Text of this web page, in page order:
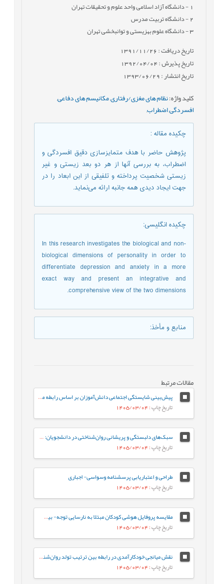
- دانشگاه آزاد اسلامی واحد علوم و تحقیقات تهران
2- دانشگاه تربیت مدرس
3- دانشگاه علوم بهزیستی و توانبخشی تهران
تاریخ دریافت : 1391/11/26
تاریخ پذیرش : 1392/04/04
تاریخ انتشار : 1393/06/29
کلید واژه:نظام های مغزی/رفتاری,مکانیسم های دفاعی,
افسردگی,اضطراب,
چکیده مقاله:
پژوهش حاضر با هدف متمایزسازی دقیق افسردگی و
اضطراب، به بررسی آنها از هر دو بعد زیستی و غیر
زیستی شخصیت پرداخته و تلفیقی از این ابعاد را در
جهت ایجاد دیدی همه جانبه ارائه می‌نماید.
چکیده انگلیسی:
In this research investigates the biological and non-
biological dimensions of personality in order to
differentiate depression and anxiety in a more
exact way and present an integrative and
comprehensive view of the two dimensions.
منابع و مأخذ:
مقالات مرتبط
پیش‌بینی شایستگی اجتماعی دانش‌آموزان بر اساس رابطه معلم-دانش‌آموز و احساس تعلق به مدرسه: نقش واسطه‌ای تنظیم رفتاری هیجان
تاریخ چاپ: 1405/03/04
سبک‌های دلبستگی و پریشانی روان‌شناختی در دانشجویان: نقش واسطه‌ای تنظیم هیجان بین فردی
تاریخ چاپ: 1405/03/04
طراحی و اعتباریابی پرسشنامه وسواسی- اجباری
تاریخ چاپ: 1405/03/04
مقایسه پروفایل هوشی کودکان مبتلا به نارسایی توجه- بیش‌فعالی با کودکان عادی براساس شاخص‌های جانبی و مکمل آزمون WISC-V
تاریخ چاپ: 1405/03/04
نقش میانجی خودکارآمدی در رابطه‌ بین ترتیب تولد روان‌شناختی و جوخانواده با رفتارهای جامعه پسند در دانشجویان
تاریخ چاپ: 1405/03/04